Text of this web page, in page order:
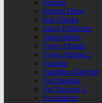
Sinema
Sinema Detay
Son Dakika
Takip Ettiklerim
Takipçilerim
Yayın Akışları
Yayın Akışları 2
Yazarlar
Yazdığım Haberler
Yol Durumu
Yol Durumu 2
Yorumlarım